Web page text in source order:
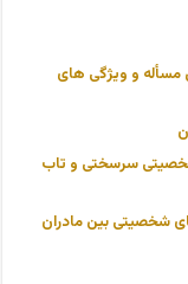
مسأله و ویژگی های
شخصیتی سرسختی و تاب
شخصیتی بین مادران